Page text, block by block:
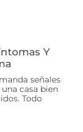
Y
señales
casa bien
Todo